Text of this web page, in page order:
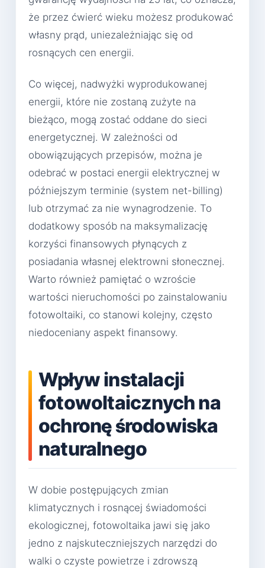
że przez ćwierć wieku możesz produkować
własny prąd, uniezależniając się od
rosnących cen energii.
Co więcej, nadwyżki wyprodukowanej
energii, które nie zostaną zużyte na
bieżąco, mogą zostać oddane do sieci
energetycznej. W zależności od
obowiązujących przepisów, można je
odebrać w postaci energii elektrycznej w
późniejszym terminie (system net-billing)
lub otrzymać za nie wynagrodzenie. To
dodatkowy sposób na maksymalizację
korzyści finansowych płynących z
posiadania własnej elektrowni słonecznej.
Warto również pamiętać o wzroście
wartości nieruchomości po zainstalowaniu
fotowoltaiki, co stanowi kolejny, często
niedoceniany aspekt finansowy.
Wpływ instalacji
fotowoltaicznych na
ochronę środowiska
naturalnego
W dobie postępujących zmian
klimatycznych i rosnącej świadomości
ekologicznej, fotowoltaika jawi się jako
jedno z najskuteczniejszych narzędzi do
walki o czyste powietrze i zdrowszą